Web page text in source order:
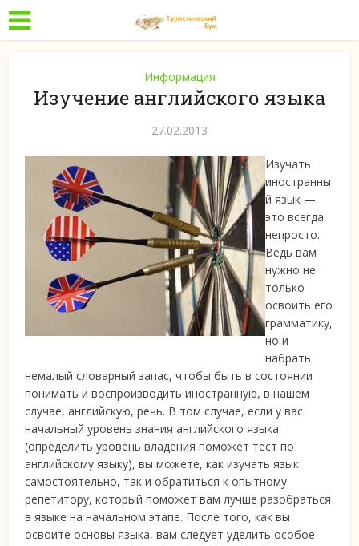
Информация
Изучение английского языка
27.02.2013
Изучать
иностранны
й язык —
это всегда
непросто.
Ведь вам
нужно не
только
освоить его
грамматику,
но и
набрать
немалый словарный запас, чтобы быть в состоянии
понимать и воспроизводить иностранную, в нашем
случае, английскую, речь. В том случае, если у вас
начальный уровень знания английского языка
(определить уровень владения поможет тест по
английскому языку), вы можете, как изучать язык
самостоятельно, так и обратиться к опытному
репетитору, который поможет вам лучше разобраться
в языке на начальном этапе. После того, как вы
освоите основы языка, вам следует уделить особое